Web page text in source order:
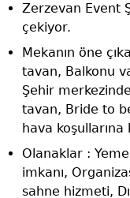
Zerzevan Event
çekiyor.
Mekanın öne
tavan, Balkonu
Şehir
tavan, Bride to
hava koşullarına
Olanaklar :
imkanı,
sahne hizmeti,